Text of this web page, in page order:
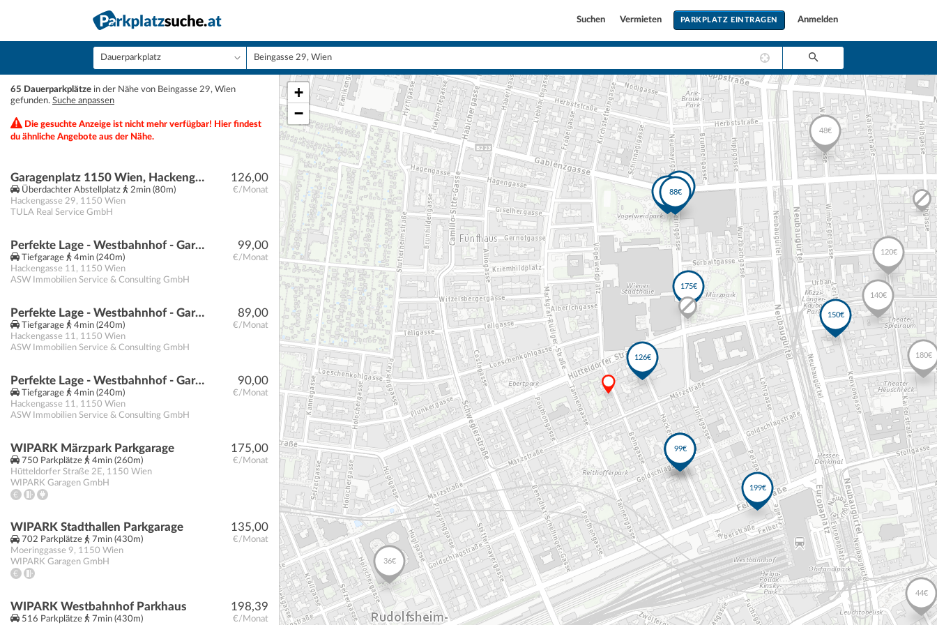
Suchen Vermieten PARKPLATZ EINTRAGEN Anmelden
65 Dauerparkplätze in der Nähe von Beingasse 29, Wien
gefunden. Suche anpassen
Die gesuchte Anzeige ist nicht mehr verfügbar! Hier findest
du ähnliche Angebote aus der Nähe.
126,00
€/Monat
Garagenplatz 1150 Wien, Hackengasse 29 | Beingasse 30
Überdachter Abstellplatz
2min (80m)
Hackengasse 29, 1150 Wien
TULA Real Service GmbH
99,00
€/Monat
Perfekte Lage - Westbahnhof - Garagenplätze perfekt für Pendler
Tiefgarage
4min (240m)
Hackengasse 11, 1150 Wien
ASW Immobilien Service & Consulting GmbH
89,00
€/Monat
Perfekte Lage - Westbahnhof - Garagenplätze perfekt für Pendler
Tiefgarage
4min (240m)
Hackengasse 11, 1150 Wien
ASW Immobilien Service & Consulting GmbH
90,00
€/Monat
Perfekte Lage - Westbahnhof - Garagenplätze perfekt für Pendler
Tiefgarage
4min (240m)
Hackengasse 11, 1150 Wien
ASW Immobilien Service & Consulting GmbH
175,00
€/Monat
WIPARK Märzpark Parkgarage
750 Parkplätze
4min (260m)
Hütteldorfer Straße 2E, 1150 Wien
WIPARK Garagen GmbH
135,00
€/Monat
WIPARK Stadthallen Parkgarage
702 Parkplätze
7min (430m)
Moeringgasse 9, 1150 Wien
WIPARK Garagen GmbH
198,39
€/Monat
WIPARK Westbahnhof Parkhaus
516 Parkplätze 7min (430m)
+
−